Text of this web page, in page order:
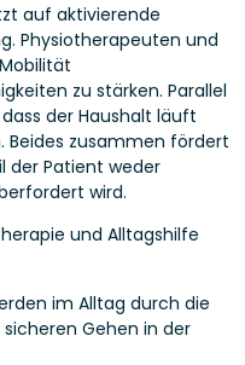
auf aktivierende
Physiotherapeuten und
zu stärken. Parallel
der Haushalt läuft
Beides zusammen fördert
der Patient weder
wird.
und Alltagshilfe
im Alltag durch die
Gehen in der